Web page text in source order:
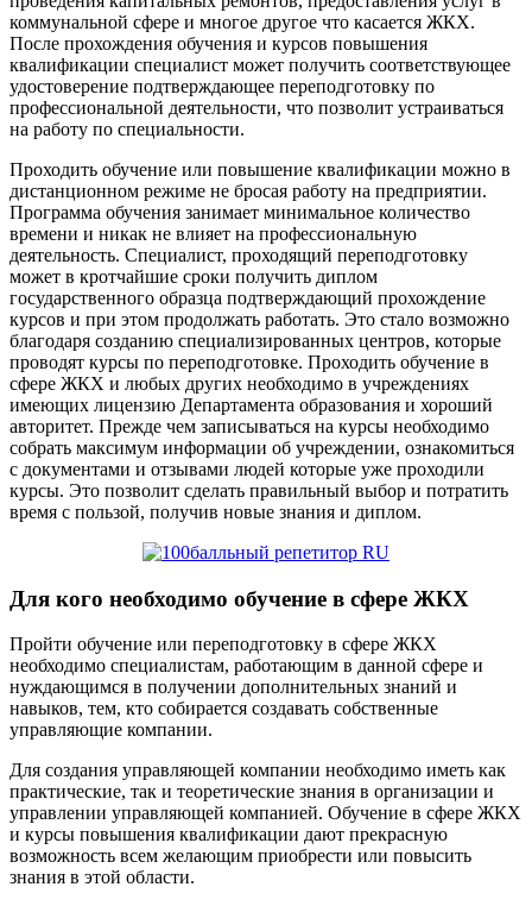
коммунальной сфере и многое другое что касается ЖКХ.
После прохождения обучения и курсов повышения
квалификации специалист может получить соответствующее
удостоверение подтверждающее переподготовку по
профессиональной деятельности, что позволит устраиваться
на работу по специальности.
Проходить обучение или повышение квалификации можно в
дистанционном режиме не бросая работу на предприятии.
Программа обучения занимает минимальное количество
времени и никак не влияет на профессиональную
деятельность. Специалист, проходящий переподготовку
может в кротчайшие сроки получить диплом
государственного образца подтверждающий прохождение
курсов и при этом продолжать работать. Это стало возможно
благодаря созданию специализированных центров, которые
проводят курсы по переподготовке. Проходить обучение в
сфере ЖКХ и любых других необходимо в учреждениях
имеющих лицензию Департамента образования и хороший
авторитет. Прежде чем записываться на курсы необходимо
собрать максимум информации об учреждении, ознакомиться
с документами и отзывами людей которые уже проходили
курсы. Это позволит сделать правильный выбор и потратить
время с пользой, получив новые знания и диплом.
Для кого необходимо обучение в сфере ЖКХ
Пройти обучение или переподготовку в сфере ЖКХ
необходимо специалистам, работающим в данной сфере и
нуждающимся в получении дополнительных знаний и
навыков, тем, кто собирается создавать собственные
управляющие компании.
Для создания управляющей компании необходимо иметь как
практические, так и теоретические знания в организации и
управлении управляющей компанией. Обучение в сфере ЖКХ
и курсы повышения квалификации дают прекрасную
возможность всем желающим приобрести или повысить
знания в этой области.